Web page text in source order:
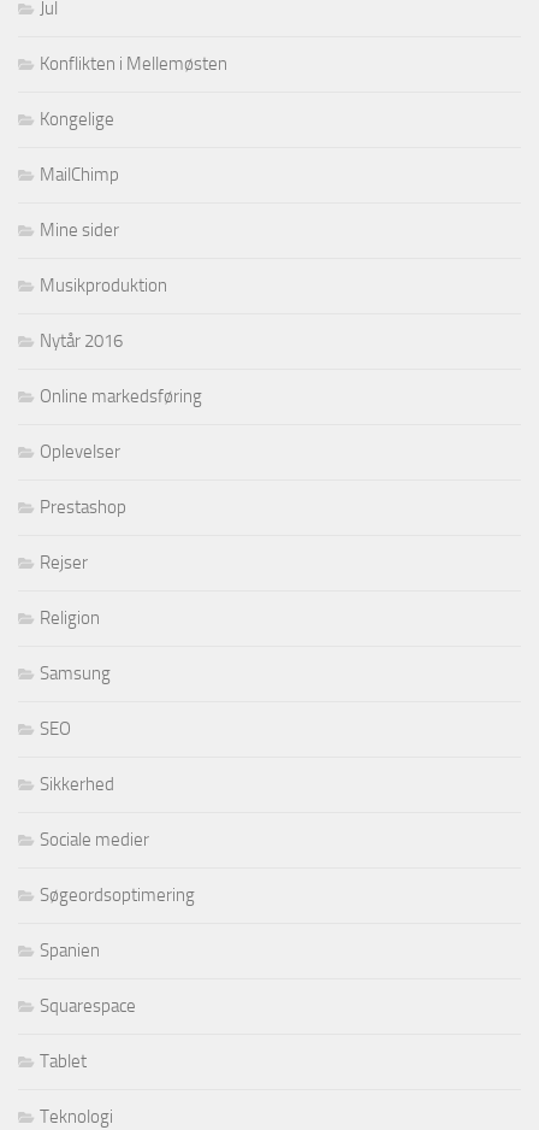
Jul
Konflikten i Mellemøsten
Kongelige
MailChimp
Mine sider
Musikproduktion
Nytår 2016
Online markedsføring
Oplevelser
Prestashop
Rejser
Religion
Samsung
SEO
Sikkerhed
Sociale medier
Søgeordsoptimering
Spanien
Squarespace
Tablet
Teknologi